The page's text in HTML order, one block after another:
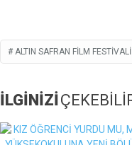
ALTIN SAFRAN FILM FESTIVALI
İLGİNİZİ